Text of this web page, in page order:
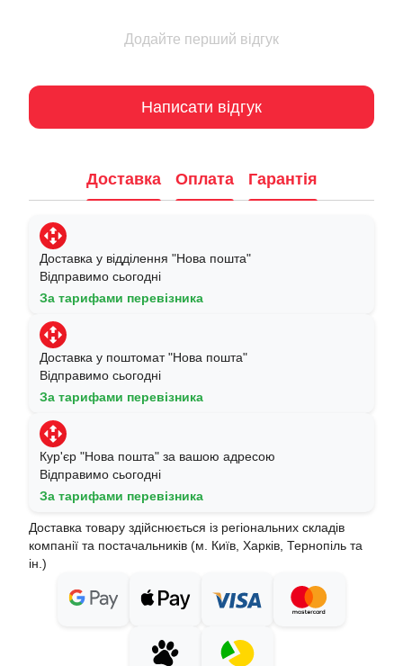
Додайте перший відгук
Написати відгук
Доставка Оплата Гарантія
Доставка у відділення "Нова пошта"
Відправимо сьогодні
За тарифами перевізника
Доставка у поштомат "Нова пошта"
Відправимо сьогодні
За тарифами перевізника
Кур'єр "Нова пошта" за вашою адресою
Відправимо сьогодні
За тарифами перевізника
Доставка товару здійснюється із регіональних складів
компанії та постачальників (м. Київ, Харків, Тернопіль та
ін.)